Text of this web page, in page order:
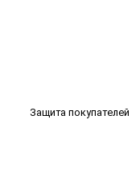
Защита покупателей